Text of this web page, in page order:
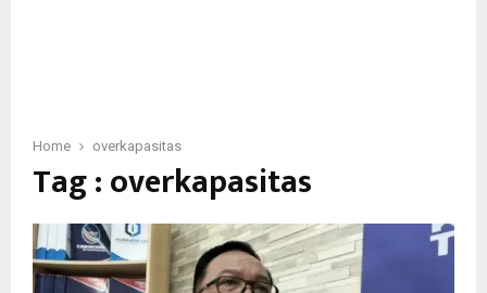
Home overkapasitas
Tag : overkapasitas